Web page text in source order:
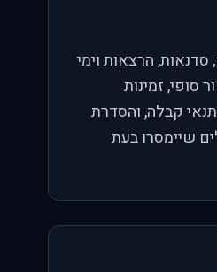
הרצאות וימי
סופי, זמינות
קבלה, והסדרת
שיימסרו בעת